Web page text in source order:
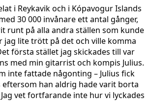
i Reykavik och i Kópavogur Islands
30 000 invånare ett antal gånger,
runt på alla andra ställen som kunde
jag lite trött på det och ville komma
första stället jag skickades till var
med min gitarrist och kompis Julius.
inte fattade någonting – Julius fick
eftersom han aldrig hade varit borta
vet fortfarande inte hur vi lyckades